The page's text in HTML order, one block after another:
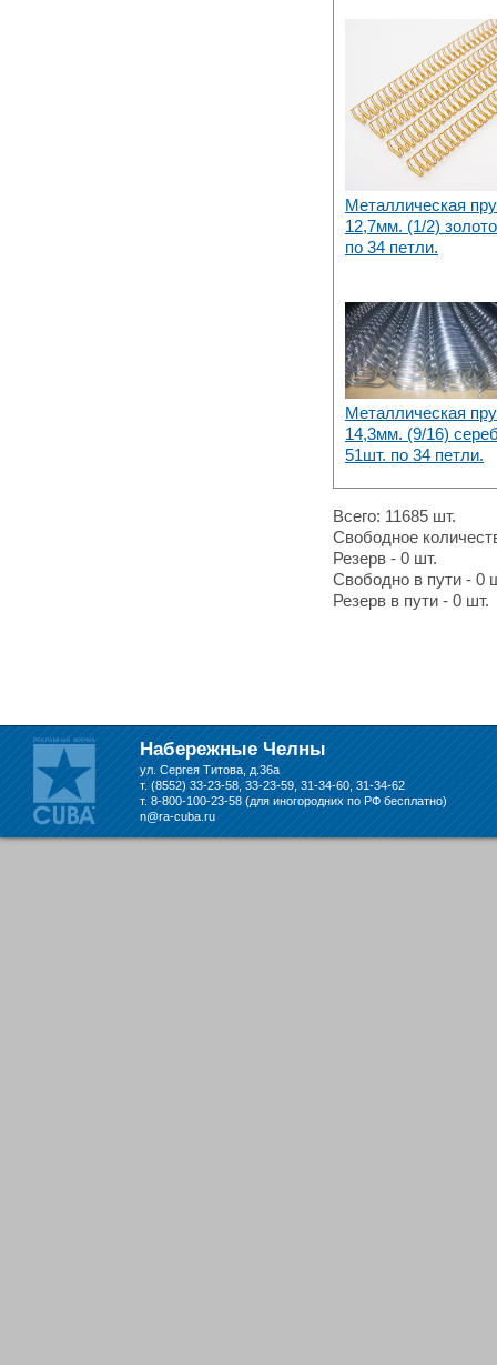
Металлическая
12,7мм. (1/2)
по 34 петли.
Металлическая
14,3мм. (9/16)
51шт. по 34 петли.
Всего: 11685 шт.
Свободное
Резерв - 0 шт.
Свободно в пути - 0
Резерв в пути - 0 шт.
Набережные Челны
ул. Сергея Титова, д.36а
т. (8552) 33-23-58, 33-23-59, 31-34-60, 31-34-62
т. 8-800-100-23-58 (для иногородних по РФ бесплатно)
n@ra-cuba.ru